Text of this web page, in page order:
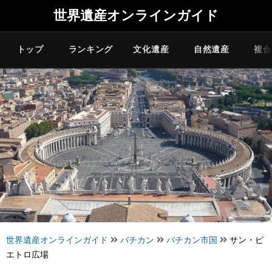
世界遺産オンラインガイド
トップ ランキング 文化遺産 自然遺産 複
世界遺産オンラインガイド バチカン バチカン市国
サン・ピ
エトロ広場